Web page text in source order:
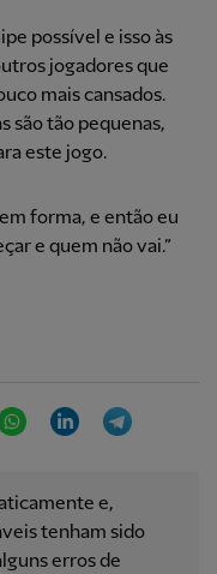
possível e isso às
jogadores que
mais cansados.
são tão pequenas,
este jogo.
forma, e então eu
e quem não vai.”
WhatsAppLinkedIn
e,
​​tenham sido
erros de